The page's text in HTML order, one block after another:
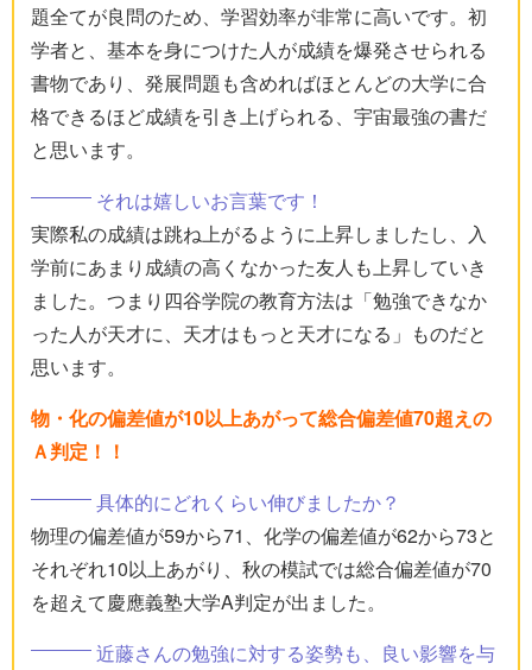
題全てが良問のため、学習効率が非常に高いです。初
学者と、基本を身につけた人が成績を爆発させられる
書物であり、発展問題も含めればほとんどの大学に合
格できるほど成績を引き上げられる、宇宙最強の書だ
と思います。
それは嬉しいお言葉です！
実際私の成績は跳ね上がるように上昇しましたし、入
学前にあまり成績の高くなかった友人も上昇していき
ました。つまり四谷学院の教育方法は「勉強できなか
った人が天才に、天才はもっと天才になる」ものだと
思います。
物・化の偏差値が10以上あがって総合偏差値70超えの
Ａ判定！！
具体的にどれくらい伸びましたか？
物理の偏差値が59から71、化学の偏差値が62から73と
それぞれ10以上あがり、秋の模試では総合偏差値が70
を超えて慶應義塾大学A判定が出ました。
近藤さんの勉強に対する姿勢も、良い影響を与